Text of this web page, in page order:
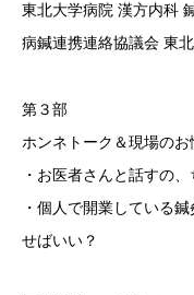
東北大学病院 漢方内科
病鍼連携連絡協議会 東
第３部
ホンネトーク＆現場のお
・お医者さんと話すの
・個人で開業している
せばいい？